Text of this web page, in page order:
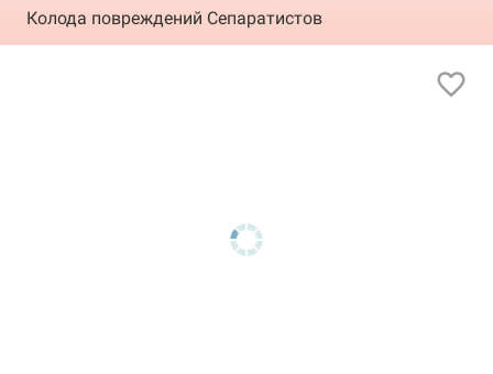
Колода повреждений Сепаратистов